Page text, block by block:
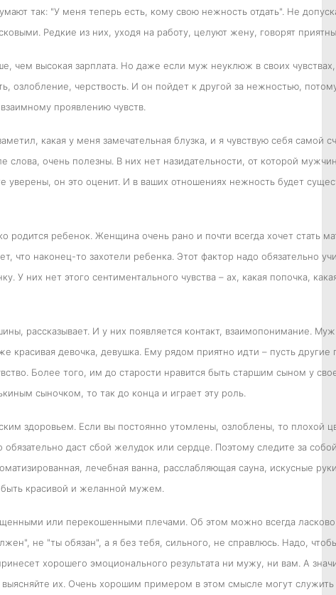
так: "У меня теперь есть, кому свою нежность отдать". Не
Редкие из них, уходя на работу, целуют жену, говорят
высокая зарплата. Но даже если муж неуклюж в своих
озлобление, черствость. И он пойдет к другой за нежностью,
проявлению чувств.
какая у меня замечательная блузка, и я чувствую себя самой
очень полезны. В них нет назидательности, от которой
он это оценит. И в ваших отношениях нежность будет
родится ребенок. Женщина очень рано и почти всегда хочет
наконец-то захотели ребенка. Этот фактор надо обязательно
У них нет этого сентиментального чувства – ах, какая попочка,
рассказывает. И у них появляется контакт, взаимопонимание.
красивая девочка, девушка. Ему рядом приятно идти – пусть
Более того, им до старости нравится быть старшим сыном у
сыночком, то так до конца и играет эту роль.
здоровьем. Если вы постоянно утомлены, озлоблены, то плохой
даст сбой желудок или сердце. Поэтому следите за
лечебная ванна, расслабляющая сауна, искусные
красивой и желанной мужем.
или перекошенными плечами. Об этом можно всегда
не "ты обязан", а я без тебя, сильного, не справлюсь. Надо,
хорошего эмоционального результата ни мужу, ни вам. А
их. Очень хорошим примером в этом смысле могут служить